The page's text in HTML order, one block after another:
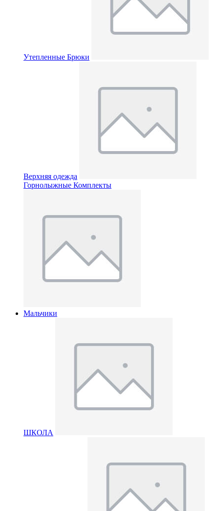
Утепленные Брюки
Верхняя одежда
Горнолыжные Комплекты
Мальчики
ШКОЛА